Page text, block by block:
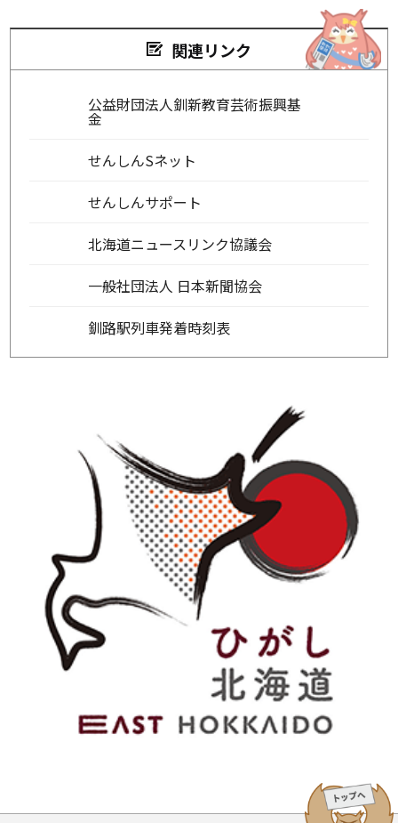
関連リンク
公益財団法人釧新教育芸術振興基
金
せんしんSネット
せんしんサポート
北海道ニュースリンク協議会
一般社団法人 日本新聞協会
釧路駅列車発着時刻表